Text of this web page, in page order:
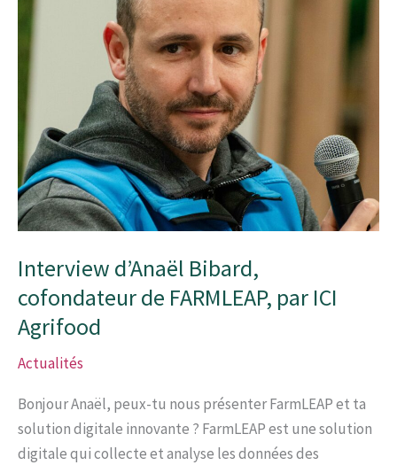
Interview d’Anaël Bibard,
cofondateur de FARMLEAP, par ICI
Agrifood
Actualités
Bonjour Anaël, peux-tu nous présenter FarmLEAP et ta
solution digitale innovante ? FarmLEAP est une solution
digitale qui collecte et analyse les données des